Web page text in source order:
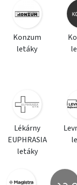
Konzum
letáky
Lékárny
EUPHRASIA
letáky